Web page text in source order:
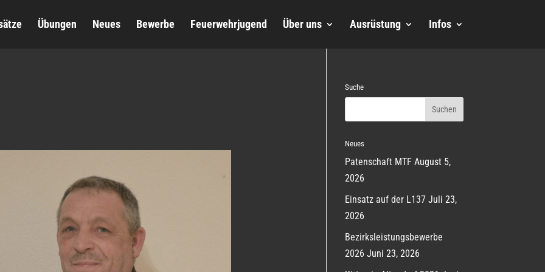
Übungen Neues Bewerbe Feuerwehrjugend Über uns Ausrüstung Infos
Suche
Neues
Patenschaft MTF August 5,
2026
Einsatz auf der L137 Juli 23,
2026
Bezirksleistungsbewerbe
2026 Juni 23, 2026